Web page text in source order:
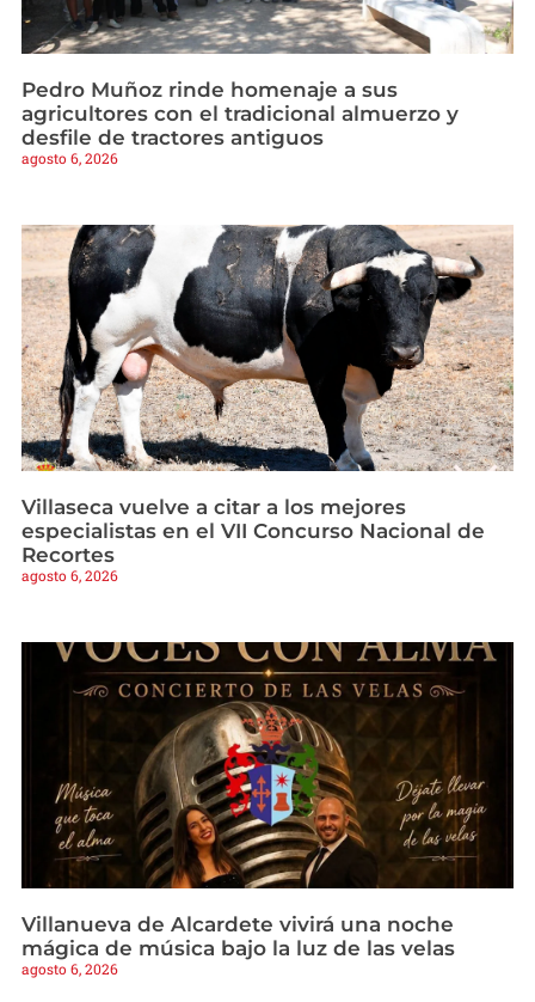
Pedro Muñoz rinde homenaje a sus
agricultores con el tradicional almuerzo y
desfile de tractores antiguos
agosto 6, 2026
Villaseca vuelve a citar a los mejores
especialistas en el VII Concurso Nacional de
Recortes
agosto 6, 2026
Villanueva de Alcardete vivirá una noche
mágica de música bajo la luz de las velas
agosto 6, 2026